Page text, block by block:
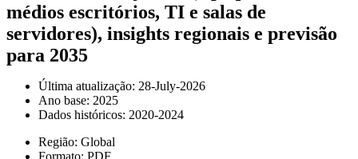
médios escritórios, TI e salas de
servidores), insights regionais e previsão
para 2035
Última atualização: 28-July-2026
Ano base: 2025
Dados históricos: 2020-2024
Região: Global